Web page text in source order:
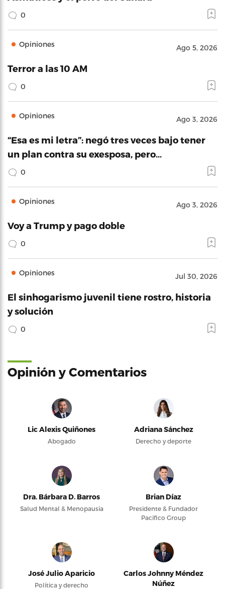
0
Opiniones Ago 5, 2026
Terror a las 10 AM
0
Opiniones Ago 3, 2026
“Esa es mi letra”: negó tres veces bajo tener
un plan contra su exesposa, pero…
0
Opiniones Ago 3, 2026
Voy a Trump y pago doble
0
Opiniones Jul 30, 2026
El sinhogarismo juvenil tiene rostro, historia
y solución
0
Opinión y Comentarios
Lic Alexis Quiñones
Abogado
Adriana Sánchez
Derecho y deporte
Dra. Bárbara D. Barros
Salud Mental & Menopausia
Brian Díaz
Presidente & Fundador
Pacifico Group
José Julio Aparicio
Política y derecho
Carlos Johnny Méndez
Núñez